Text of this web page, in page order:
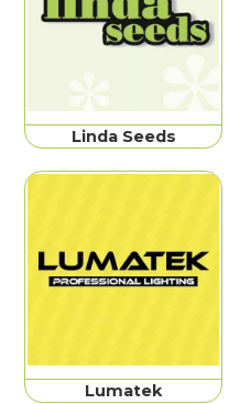
Linda Seeds
Lumatek